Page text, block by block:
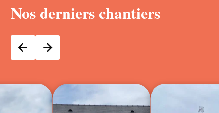
Nos derniers chantiers